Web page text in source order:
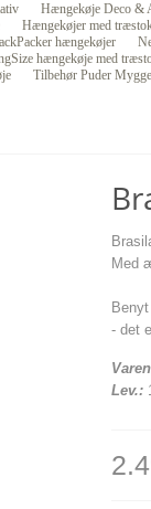
Hængekøje Deco &
Hængekøjer med
hængekøjer
hængekøje med
Tilbehør Puder
Med
- det
Lev.: